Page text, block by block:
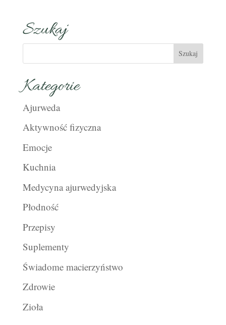
Szukaj
Kategorie
Ajurweda
Aktywność fizyczna
Emocje
Kuchnia
Medycyna ajurwedyjska
Płodność
Przepisy
Suplementy
Świadome macierzyństwo
Zdrowie
Zioła